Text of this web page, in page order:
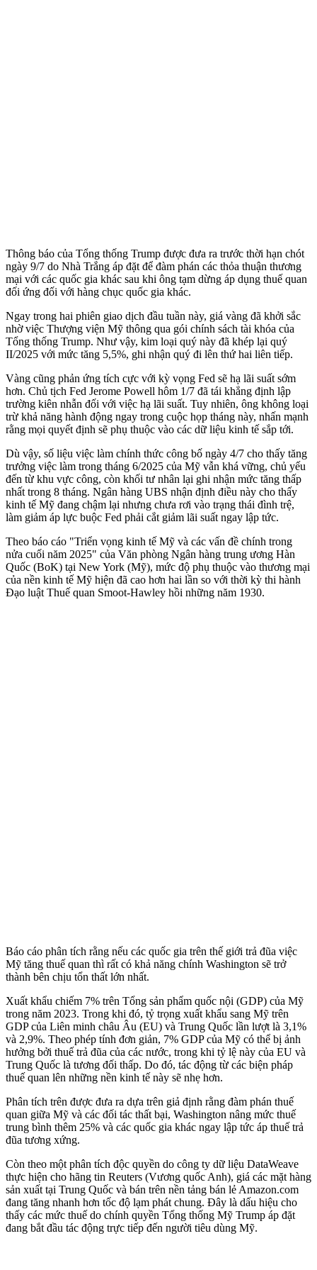
Thông báo của Tổng thống Trump được đưa ra trước thời hạn chót
ngày 9/7 do Nhà Trắng áp đặt để đàm phán các thỏa thuận thương
mại với các quốc gia khác sau khi ông tạm dừng áp dụng thuế quan
đối ứng đối với hàng chục quốc gia khác.
Ngay trong hai phiên giao dịch đầu tuần này, giá vàng đã khởi sắc
nhờ việc Thượng viện Mỹ thông qua gói chính sách tài khóa của
Tổng thống Trump. Như vậy, kim loại quý này đã khép lại quý
II/2025 với mức tăng 5,5%, ghi nhận quý đi lên thứ hai liên tiếp.
Vàng cũng phản ứng tích cực với kỳ vọng Fed sẽ hạ lãi suất sớm
hơn. Chủ tịch Fed Jerome Powell hôm 1/7 đã tái khẳng định lập
trường kiên nhẫn đối với việc hạ lãi suất. Tuy nhiên, ông không loại
trừ khả năng hành động ngay trong cuộc họp tháng này, nhấn mạnh
rằng mọi quyết định sẽ phụ thuộc vào các dữ liệu kinh tế sắp tới.
Dù vậy, số liệu việc làm chính thức công bố ngày 4/7 cho thấy tăng
trưởng việc làm trong tháng 6/2025 của Mỹ vẫn khá vững, chủ yếu
đến từ khu vực công, còn khối tư nhân lại ghi nhận mức tăng thấp
nhất trong 8 tháng. Ngân hàng UBS nhận định điều này cho thấy
kinh tế Mỹ đang chậm lại nhưng chưa rơi vào trạng thái đình trệ,
làm giảm áp lực buộc Fed phải cắt giảm lãi suất ngay lập tức.
Theo báo cáo "Triển vọng kinh tế Mỹ và các vấn đề chính trong
nửa cuối năm 2025" của Văn phòng Ngân hàng trung ương Hàn
Quốc (BoK) tại New York (Mỹ), mức độ phụ thuộc vào thương mại
của nền kinh tế Mỹ hiện đã cao hơn hai lần so với thời kỳ thi hành
Đạo luật Thuế quan Smoot-Hawley hồi những năm 1930.
Báo cáo phân tích rằng nếu các quốc gia trên thế giới trả đũa việc
Mỹ tăng thuế quan thì rất có khả năng chính Washington sẽ trở
thành bên chịu tổn thất lớn nhất.
Xuất khẩu chiếm 7% trên Tổng sản phẩm quốc nội (GDP) của Mỹ
trong năm 2023. Trong khi đó, tỷ trọng xuất khẩu sang Mỹ trên
GDP của Liên minh châu Âu (EU) và Trung Quốc lần lượt là 3,1%
và 2,9%. Theo phép tính đơn giản, 7% GDP của Mỹ có thể bị ảnh
hưởng bởi thuế trả đũa của các nước, trong khi tỷ lệ này của EU và
Trung Quốc là tương đối thấp. Do đó, tác động từ các biện pháp
thuế quan lên những nền kinh tế này sẽ nhẹ hơn.
Phân tích trên được đưa ra dựa trên giả định rằng đàm phán thuế
quan giữa Mỹ và các đối tác thất bại, Washington nâng mức thuế
trung bình thêm 25% và các quốc gia khác ngay lập tức áp thuế trả
đũa tương xứng.
Còn theo một phân tích độc quyền do công ty dữ liệu DataWeave
thực hiện cho hãng tin Reuters (Vương quốc Anh), giá các mặt hàng
sản xuất tại Trung Quốc và bán trên nền tảng bán lẻ Amazon.com
đang tăng nhanh hơn tốc độ lạm phát chung. Đây là dấu hiệu cho
thấy các mức thuế do chính quyền Tổng thống Mỹ Trump áp đặt
đang bắt đầu tác động trực tiếp đến người tiêu dùng Mỹ.